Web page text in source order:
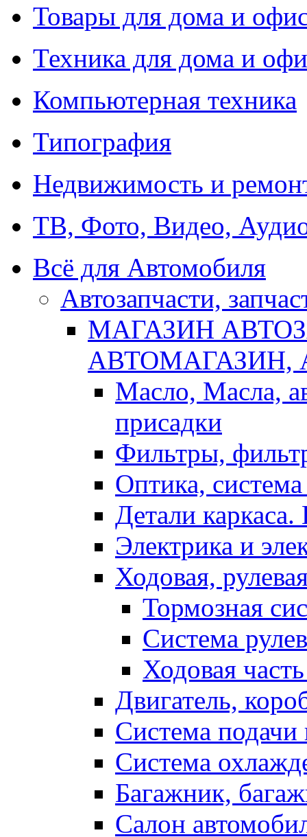
Товары для дома и
Техника для дома и
Компьютерная техника
Типография
Недвижимость и
ТВ, Фото, Видео,
Всё для Автомобиля
Автозапчасти,
МАГАЗИН
АВТОМАГАЗИН,
Масло, Масла,
присадки
Фильтры,
Оптика,
Детали каркаса.
Электрика и
Ходовая,
Тормозная
Система
Ходовая
Двигатель,
Система подачи
Система
Багажник,
Салон